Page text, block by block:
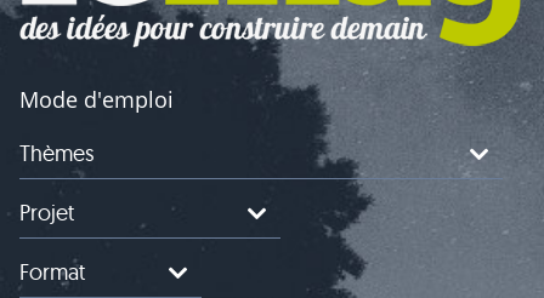
Mode d'emploi
Thèmes
Projet
Format